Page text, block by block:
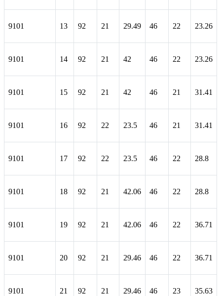
9101 13 92 21 29.49 46 22 23.26
9101 14 92 21 42 46 22 23.26
9101 15 92 21 42 46 21 31.41
9101 16 92 22 23.5 46 21 31.41
9101 17 92 22 23.5 46 22 28.8
9101 18 92 21 42.06 46 22 28.8
9101 19 92 21 42.06 46 22 36.71
9101 20 92 21 29.46 46 22 36.71
9101 21 92 21 29.46 46 23 35.63